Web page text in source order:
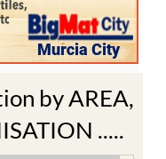
by AREA,
.....